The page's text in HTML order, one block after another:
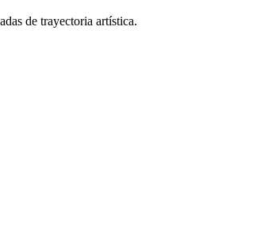
de trayectoria artística.